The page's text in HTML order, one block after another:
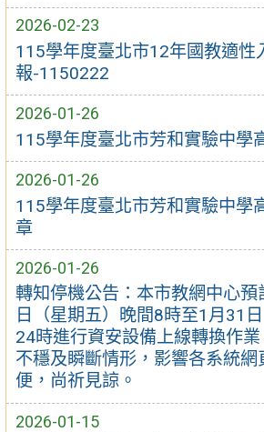
2026-02-23
115學年度臺北市12年國教適性
報-1150222
2026-01-26
115學年度臺北市芳和實驗中學
2026-01-26
115學年度臺北市芳和實驗中學
章
2026-01-26
轉知停機公告：本市教網中心
日（星期五）晚間8時至1月31
24時進行資安設備上線轉換作
不穩及瞬斷情形，影響各系統網
便，尚祈見諒。
2026-01-15